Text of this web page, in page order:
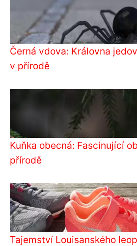
Černá vdova: Královna
v přírodě
Kuňka obecná: Fascinující
přírodě
Tajemství Louisanského